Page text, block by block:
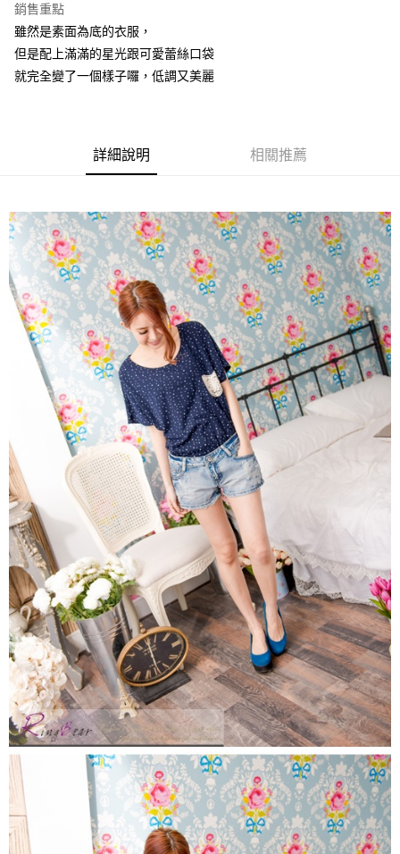
1.分期款項不併入電信帳單，「大哥付你分期」於每月結算日後寄送繳費提
醒簡訊。
帳／街口支付／iPASS MONEY」等通路繳費。
2.基於同意付款使用「大哥付你分期」之契約關係目的，商店將以您的個人
資料（包含姓名、電話或地址）提供予台灣大哥大進項蒐集、處理及利用，
【「AFTEE先享後付」結帳流程】
１．於結帳方式選擇「AFTEE先享後付」後，將跳轉至「AFTEE先享後付」
結帳頁面，進行簡訊認證並確認金額後，即可完成結帳。
３．收到繳費通知簡訊後14天內，點擊此簡訊中的連結，可透過四大超商／
後付繳納相關費用。
※ 交易是否成功請以「AFTEE先享後付 」之結帳頁面顯示為準，若有關於
是否繳費成功／繳費後需取消欲退款等相關疑問，請聯繫「AFTEE先享後付
【注意事項】
１．透過由恩沛科技股份有限公司提供之「AFTEE先享後付」服務完成之交
易，需依本服務之必要範圍內提供個人資料，並將交易相關給付款項請求債
權轉讓予恩沛科技股份有限公司。
２．關於個人資料處理事宜，請瀏覽以下網址：
https://aftee.tw/terms/#terms3
３．未成年的使用者請事先徵得法定代理人或監護人之同意方可使用
「AFTEE先享後付」，若未經同意申辦者引起之損失，本公司不負相關責
任。
４．使用「AFTEE先享後付」時，將依據個別帳號之用戶狀況，依本公司即
時審查核予不同之上限額度；若仍有額度不足之情形，本公司將視審查結果
請求用戶進行身份認證。
５．嚴禁一人註冊多個帳號或使用他人資訊註冊。若發現惡意使用之情形，
恩沛科技股份有限公司將有權停止該用戶之使用額度並採取法律行動。
每筆NT$70，滿NT$699(含以上)免運費
付款後全家取貨
每筆NT$70，滿NT$699(含以上)免運費
付款後7-11取貨
宅配
每筆NT$100，滿NT$1,000(含以上)免運費
銷售重點
雖然是素面為底的衣服，
但是配上滿滿的星光跟可愛蕾絲口袋
就完全變了一個樣子囉，低調又美麗
詳細說明 相關推薦